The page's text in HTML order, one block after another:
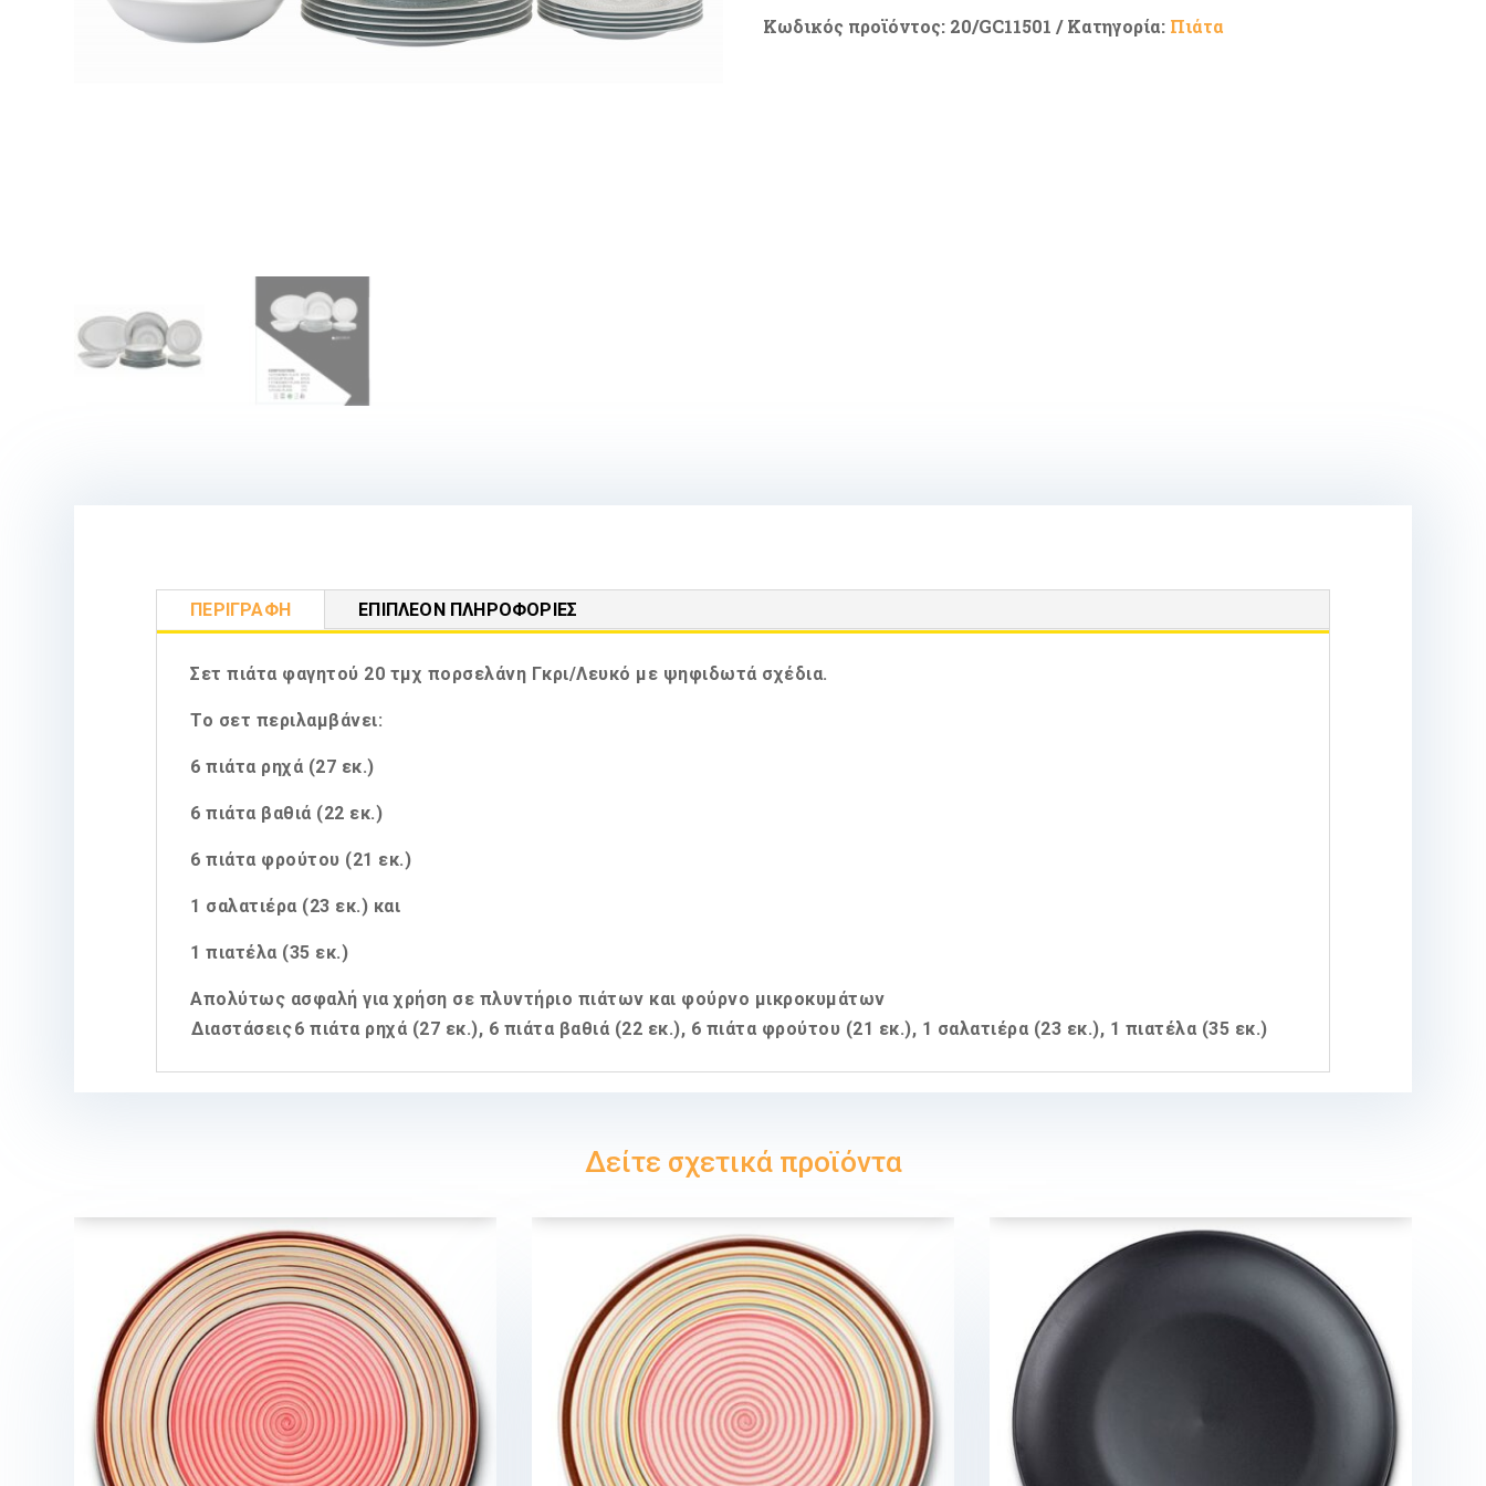
τμχ
Κωδικός προϊόντος: 20/GC11501 Κατηγορία: Πιάτα
ΠΕΡΙΓΡΑΦΉ ΕΠΙΠΛΈΟΝ ΠΛΗΡΟΦΟΡΊΕΣ
Σετ πιάτα φαγητού 20 τμχ πορσελάνη Γκρι/Λευκό με ψηφιδωτά σχέδια.
Το σετ περιλαμβάνει:
6 πιάτα ρηχά (27 εκ.)
6 πιάτα βαθιά (22 εκ.)
6 πιάτα φρούτου (21 εκ.)
1 σαλατιέρα (23 εκ.) και
1 πιατέλα (35 εκ.)
Απολύτως ασφαλή για χρήση σε πλυντήριο πιάτων και φούρνο μικροκυμάτων
Διαστάσεις6 πιάτα ρηχά (27 εκ.), 6 πιάτα βαθιά (22 εκ.), 6 πιάτα φρούτου (21 εκ.), 1 σαλατιέρα (23 εκ.), 1 πιατέλα (35 εκ.)
Δείτε σχετικά προϊόντα